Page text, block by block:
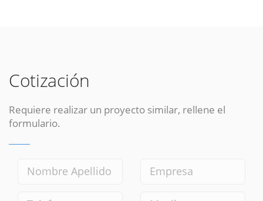
Cotización
Requiere realizar un proyecto similar, rellene el
formulario.